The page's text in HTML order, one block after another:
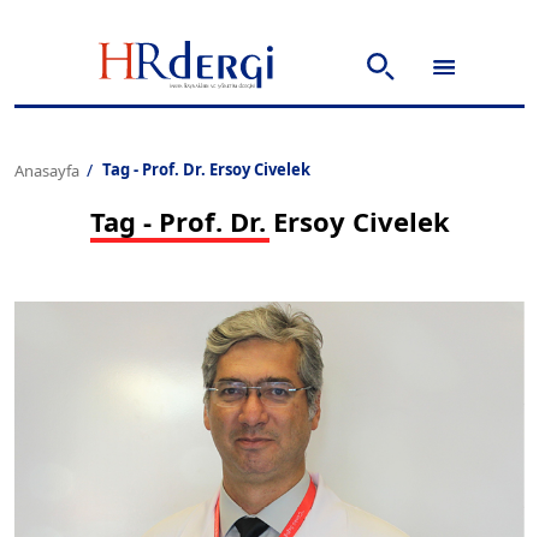
Anasayfa Tag - Prof. Dr. Ersoy Civelek
Tag - Prof. Dr. Ersoy Civelek